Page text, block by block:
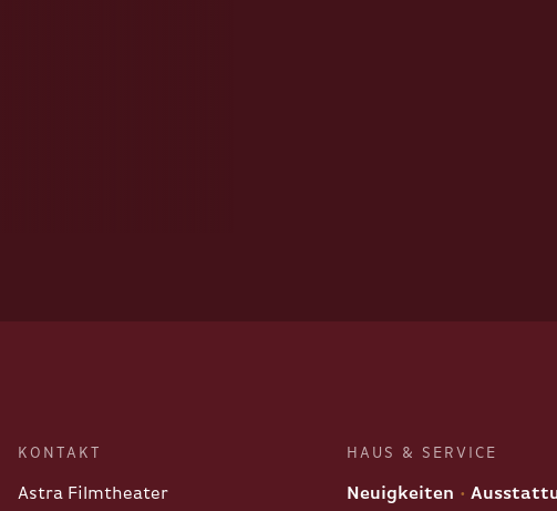
KONTAKT
Astra Filmtheater
HAUS & SERVICE
Neuigkeiten